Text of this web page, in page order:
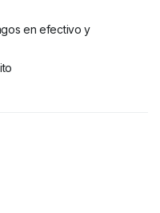
en efectivo y